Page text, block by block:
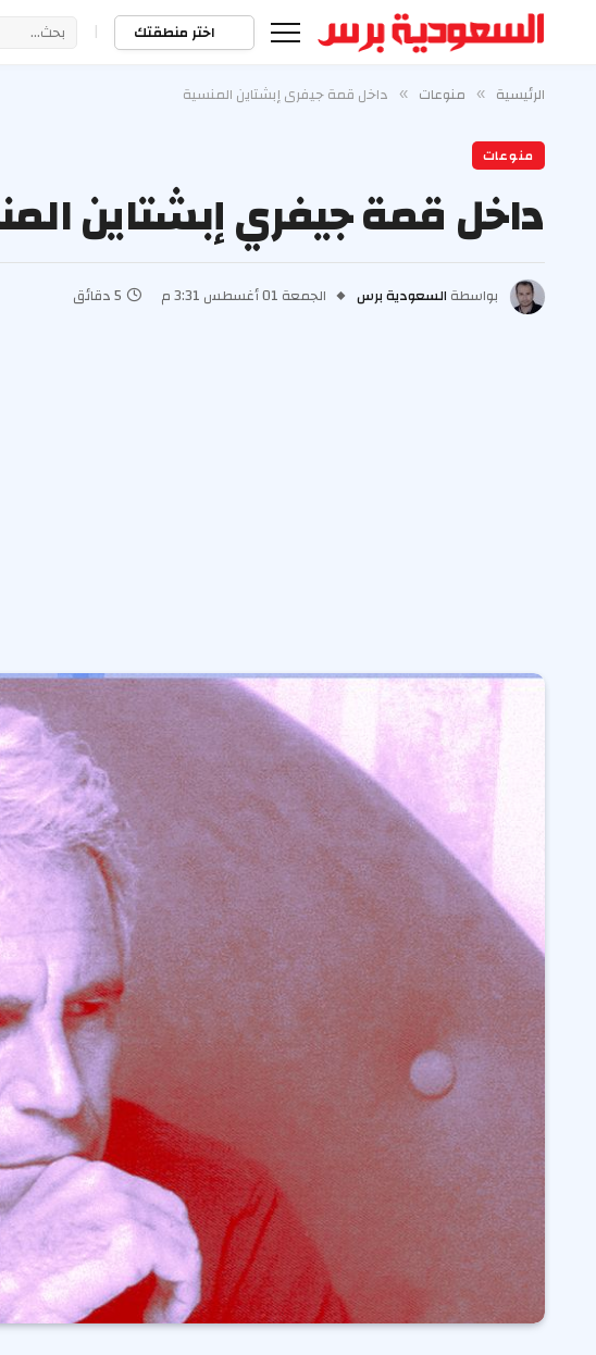
اختر منطقتك |
الرئيسية » منوعات » داخل قمة جيفري إبشتاين المنسية
منوعات
داخل قمة جيفري إبشتاين
بواسطة السعودية برس الجمعة 01 أغسطس 3:31 م 5 دقائق